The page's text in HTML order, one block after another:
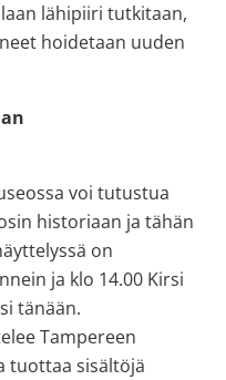
lähipiiri tutkitaan,
hoidetaan uuden
voi tutustua
historiaan ja tähän
on
ja klo 14.00 Kirsi
tänään.
Tampereen
tuottaa sisältöjä